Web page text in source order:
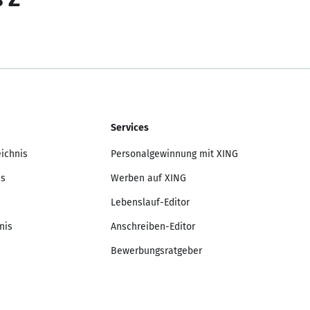
Services
Personalgewinnung mit XING
Werben auf XING
Lebenslauf-Editor
Anschreiben-Editor
Bewerbungsratgeber